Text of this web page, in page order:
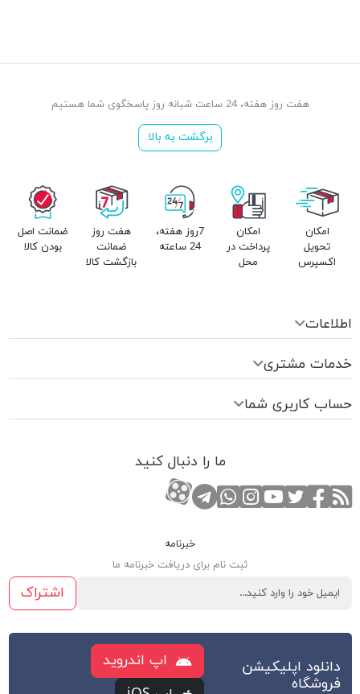
هفت روز هفته، 24 ساعت شبانه روز پاسخگوی شما هستیم
برگشت به بالا
امکان
تحویل
اکسپرس
امکان
پرداخت در
محل
7روز هفته،
24 ساعته
هفت روز
ضمانت
بازگشت کالا
ضمانت اصل
بودن کالا
اطلاعات
خدمات مشتری
حساب کاربری شما
ما را دنبال کنید
RSSصفحه فیسبوک
صفحه تویتر
کانال یوتوب
صفحه اینستاگرام
تماس با واتس اپ
کانال تلگرام
کانال آپارات
خبرنامه
ثبت نام برای دریافت خبرنامه ما
اشتراک
دانلود اپلیکیشن
فروشگاه
اپ اندروید